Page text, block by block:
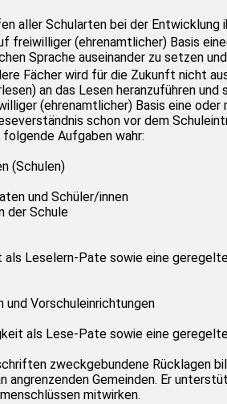
aller Schularten bei der Entwicklung
freiwilliger (ehrenamtlicher) Basis
Sprache auseinander zu setzen
Fächer wird für die Zukunft nicht
an das Lesen heranzuführen und
(ehrenamtlicher) Basis eine oder
schon vor dem
Aufgaben wahr:
(Schulen)
und Schüler/innen
der Schule
Leselern-Pate sowie eine
und Vorschuleinrichtungen
als Lese-Pate sowie eine
zweckgebundene Rücklagen
angrenzenden Gemeinden. Er
mitwirken.